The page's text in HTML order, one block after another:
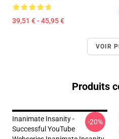
39,51 € - 45,95 €
VOIR
Produits
Inanimate Insanity -
Successful YouTube
-20%